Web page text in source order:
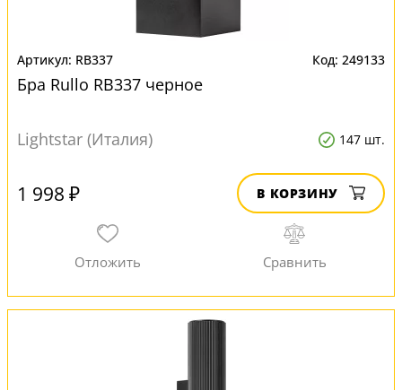
RB337 249133
Бра Rullo RB337 черное
Lightstar (Италия) 147 шт.
1 998 ₽ В КОРЗИНУ